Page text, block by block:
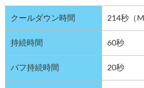
クールダウン時間 214秒（
持続時間 60秒
バフ持続時間 20秒